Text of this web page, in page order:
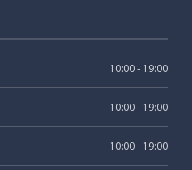
10:00 - 19:00
10:00 - 19:00
10:00 - 19:00